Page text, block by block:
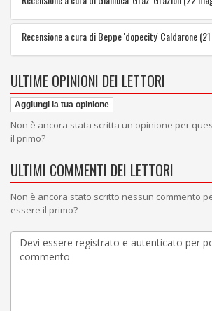
Recensione a cura di Beppe 'dopecity' Caldarone
ULTIME OPINIONI DEI LETTORI
Aggiungi la tua opinione
Non è ancora stata scritta un'opinione per
il primo?
ULTIMI COMMENTI DEI LETTORI
Non è ancora stato scritto nessun commento
essere il primo?